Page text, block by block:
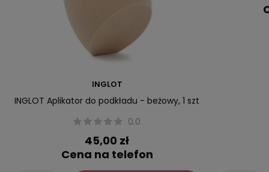
INGLOT
INGLOT Aplikator do podkładu - beżowy, 1 szt
0.0
45,00 zł
Cena na telefon